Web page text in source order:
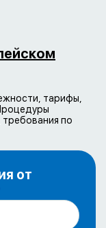
тарифы,
по
от